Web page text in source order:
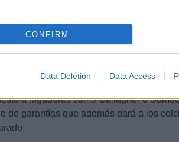
CONFIRM
Data Deletion Data Access
fichajes cerrados que se harán
apuntalará el lateral izquierdo para
completará un centro del campo en el
ofrecido por Koke, Gallagher y De
Álex Baena, un fichaje de campanillas
campo, en la que Simeone no dio con
a jugadores como Gallagher o
de garantías que además dará a los